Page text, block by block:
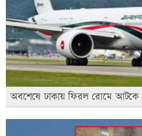
অবশেষে ঢাকায় ফিরল রোমে আটকে